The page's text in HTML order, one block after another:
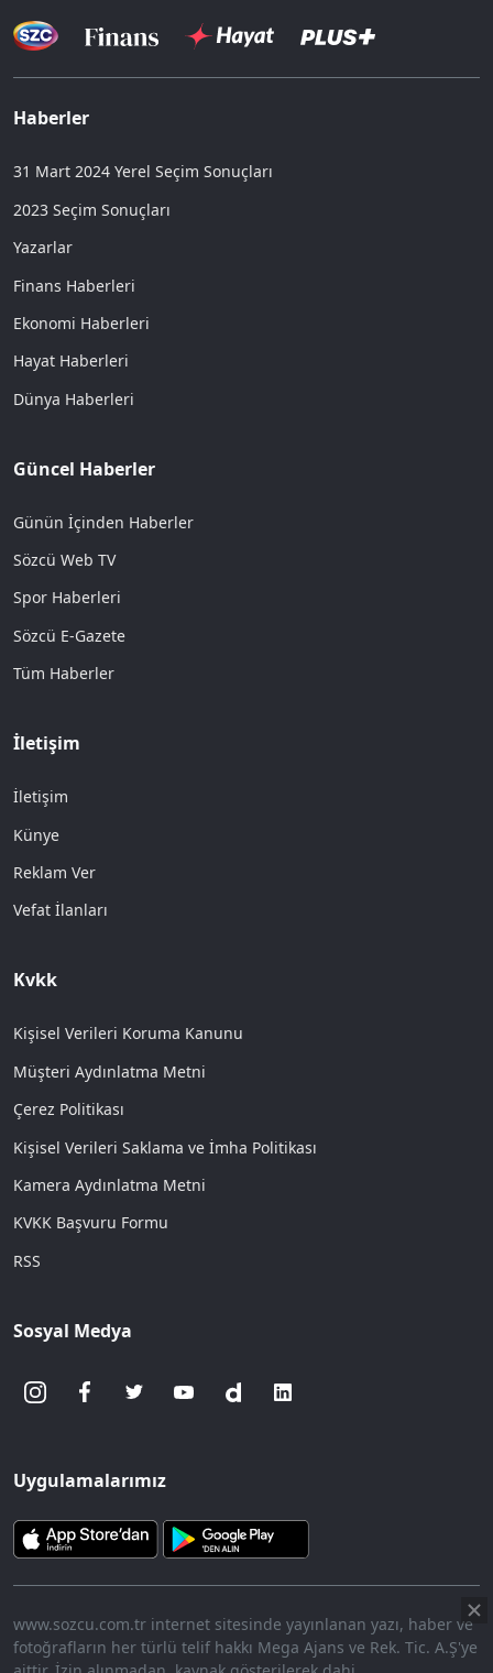
Haberler
31 Mart 2024 Yerel Seçim Sonuçları
2023 Seçim Sonuçları
Yazarlar
Finans Haberleri
Ekonomi Haberleri
Hayat Haberleri
Dünya Haberleri
Güncel Haberler
Günün İçinden Haberler
Sözcü Web TV
Spor Haberleri
Sözcü E-Gazete
Tüm Haberler
İletişim
İletişim
Künye
Reklam Ver
Vefat İlanları
Kvkk
Kişisel Verileri Koruma Kanunu
Müşteri Aydınlatma Metni
Çerez Politikası
Kişisel Verileri Saklama ve İmha Politikası
Kamera Aydınlatma Metni
KVKK Başvuru Formu
RSS
Sosyal Medya
Uygulamalarımız
www.sozcu.com.tr internet sitesinde yayınlanan yazı, haber ve
fotoğrafların her türlü telif hakkı Mega Ajans ve Rek. Tic. A.Ş'ye